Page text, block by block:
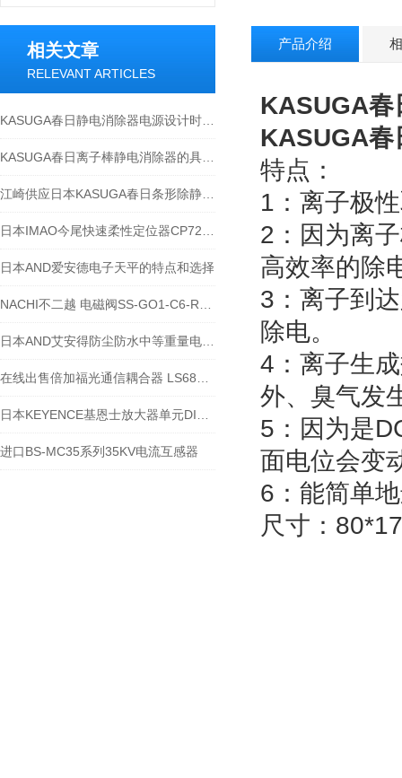
相关文章
RELEVANT ARTICLES
日本AND爱安德电子天平的特点和选择
进口BS-MC35系列35KV电流互感器
产品介绍
KASUGA春
KASUGA春
特点：
1：离子极
2：因为离
高效率的除
3：离子到
除电。
4：离子生
外、臭气发
5：因为是
面电位会变
6：能简单
尺寸：